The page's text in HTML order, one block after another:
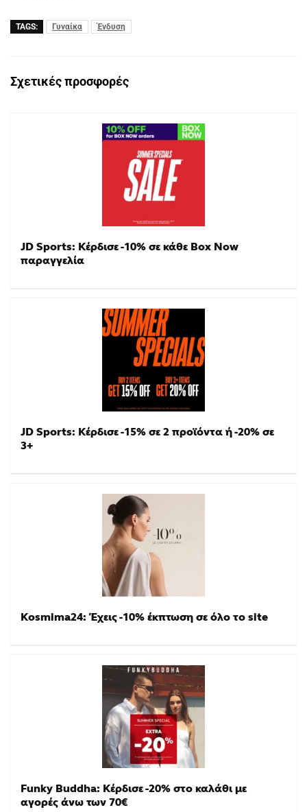
TAGS: Γυναίκα Ένδυση
Σχετικές προσφορές
JD Sports: Κέρδισε -10% σε κάθε Box Now
παραγγελία
JD Sports: Κέρδισε -15% σε 2 προϊόντα ή -20% σε
3+
Kosmima24: Έχεις -10% έκπτωση σε όλο το site
Funky Buddha: Κέρδισε -20% στο καλάθι με
αγορές άνω των 70€